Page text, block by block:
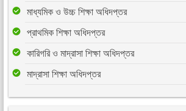
মাধ্যমিক ও উচ্চ শিক্ষা অধিদপ্তর
প্রাথমিক শিক্ষা অধিদপ্তর
কারিগরি ও মাদ্রাসা শিক্ষা অধিদপ্তর
মাদ্রাসা শিক্ষা অধিদপ্তর